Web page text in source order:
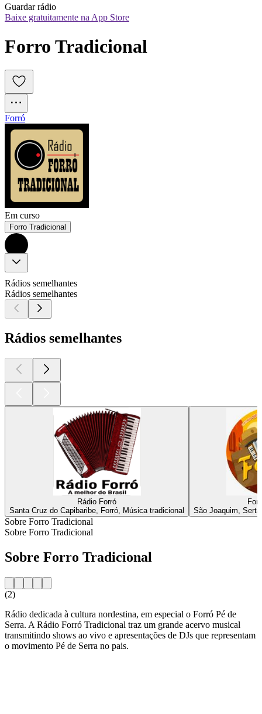
Guardar rádio
Baixe gratuitamente na App Store
Forro Tradicional
Forró
Em curso
Forro Tradicional
Rádios semelhantes
Rádios semelhantes
Rádios semelhantes
Rádio Forró
Santa Cruz do Capibaribe, Forró, Música tradicional
São Joaquim,
Sobre Forro Tradicional
Sobre Forro Tradicional
Sobre Forro Tradicional
(2)
Rádio dedicada à cultura nordestina, em especial o Forró Pé de
Serra. A Rádio Forró Tradicional traz um grande acervo musical
transmitindo shows ao vivo e apresentações de DJs que representam
o movimento Pé de Serra no pais.